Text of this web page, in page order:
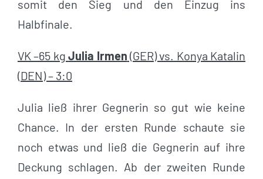
somit den Sieg und den Einzug ins
Halbfinale.
VK –65 kgJulia Irmen (GER) vs. Konya Katalin
(DEN) – 3:0
Julia ließ ihrer Gegnerin so gut wie keine
Chance. In der ersten Runde schaute sie
noch etwas und ließ die Gegnerin auf ihre
Deckung schlagen. Ab der zweiten Runde